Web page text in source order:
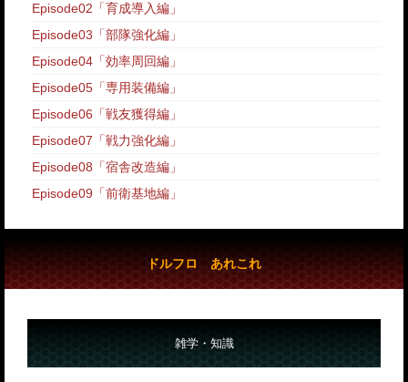
Episode02「育成導入編」
Episode03「部隊強化編」
Episode04「効率周回編」
Episode05「専用装備編」
Episode06「戦友獲得編」
Episode07「戦力強化編」
Episode08「宿舎改造編」
Episode09「前衛基地編」
ドルフロ あれこれ
雑学・知識